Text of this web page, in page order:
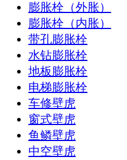
膨胀栓（外胀）
膨胀栓（内胀）
带孔膨胀栓
水钻膨胀栓
地板膨胀栓
电梯膨胀栓
车修壁虎
窗式壁虎
鱼鳞壁虎
中空壁虎